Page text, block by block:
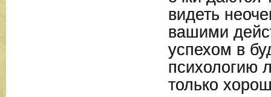
видеть
вашими
успехом в
психологию
только